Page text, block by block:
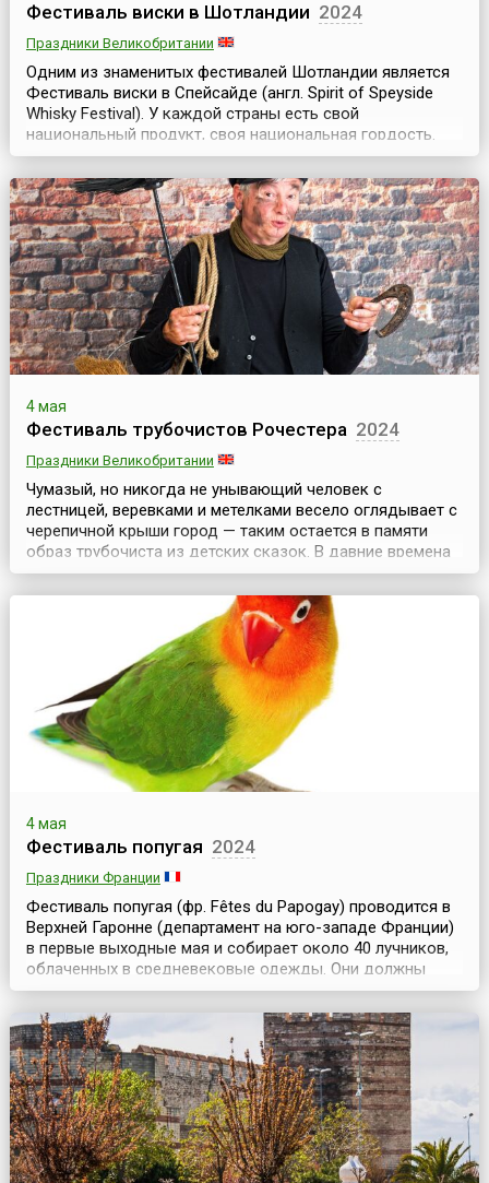
Фестиваль виски в Шотландии 2024
Праздники Великобритании
Одним из знаменитых фестивалей Шотландии является
Фестиваль виски в Спейсайде (англ. Spirit of Speyside
Whisky Festival). У каждой страны есть свой
национальный продукт, своя национальная гордость.
Шотландцы гордятся своим виски. С наступлением
весны в Шотландии начинается пора фестивалей и
праздников, посвященных виски. Первым стартует The
Spirit of Speyside Whisky Festival, который длится 6 ...
4 мая
Фестиваль трубочистов Рочестера 2024
Праздники Великобритании
Чумазый, но никогда не унывающий человек с
лестницей, веревками и метелками весело оглядывает с
черепичной крыши город — таким остается в памяти
образ трубочиста из детских сказок. В давние времена
ремесло трубочиста окутывала некая таинственность.
Ходили легенды о богатых джентльменах, которые
теряли своих детей и после долгих лет безутешного горя
находили их среди трубочистов. Истории окруж...
4 мая
Фестиваль попугая 2024
Праздники Франции
Фестиваль попугая (фр. Fêtes du Papogay) проводится в
Верхней Гаронне (департамент на юго-западе Франции)
в первые выходные мая и собирает около 40 лучников,
облаченных в средневековые одежды. Они должны
попасть из лука в семикилограммового попугая,
водруженного на верхушку 45-метровой мачты. Стрелок,
которому удастся сбить птицу, становится королем
праздника. Праздник берет свое начало в сред...